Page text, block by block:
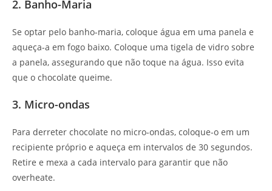
2. Banho-Maria
Se optar pelo banho-maria, coloque água em uma panela e
aqueça-a em fogo baixo. Coloque uma tigela de vidro sobre
a panela, assegurando que não toque na água. Isso evita
que o chocolate queime.
3. Micro-ondas
Para derreter chocolate no micro-ondas, coloque-o em um
recipiente próprio e aqueça em intervalos de 30 segundos.
Retire e mexa a cada intervalo para garantir que não
overheate.